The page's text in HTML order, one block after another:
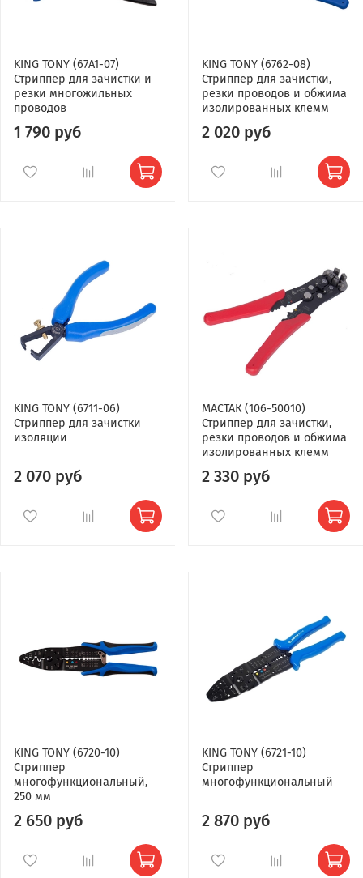
KING TONY (67A1-07)
Стриппер для зачистки и
резки многожильных
проводов
1 790 руб
KING TONY (6762-08)
Стриппер для зачистки,
резки проводов и обжима
изолированных клемм
2 020 руб
KING TONY (6711-06)
Стриппер для зачистки
изоляции
2 070 руб
МАСТАК (106-50010)
Стриппер для зачистки,
резки проводов и обжима
изолированных клемм
2 330 руб
KING TONY (6720-10)
Стриппер
многофункциональный,
250 мм
2 650 руб
KING TONY (6721-10)
Стриппер
многофункциональный
2 870 руб